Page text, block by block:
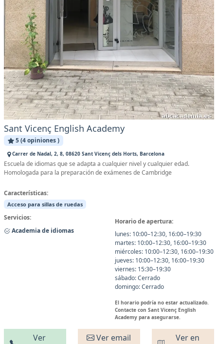
Sant Vicenç English Academy
5 (4 opiniones )
Carrer de Nadal, 2, 8, 08620 Sant Vicenç dels Horts, Barcelona
Escuela de idiomas que se adapta a cualquier nivel y cualquier edad.
Homologada para la preparación de exámenes de Cambridge
Características:
Acceso para sillas de ruedas
Servicios:
Academia de idiomas
Horario de apertura:
lunes: 10:00–12:30, 16:00–19:30
martes: 10:00–12:30, 16:00–19:30
miércoles: 10:00–12:30, 16:00–19:30
jueves: 10:00–12:30, 16:00–19:30
viernes: 15:30–19:30
sábado: Cerrado
domingo: Cerrado
El horario podría no estar actualizado.
Contacte con Sant Vicenç English
Academy para asegurarse.
Ver
Ver email
Ver en